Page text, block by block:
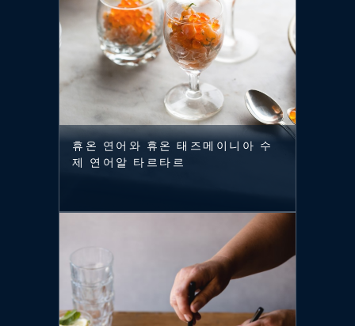
휴온 연어와 휴온 태즈메이니아 수
제 연어알 타르타르